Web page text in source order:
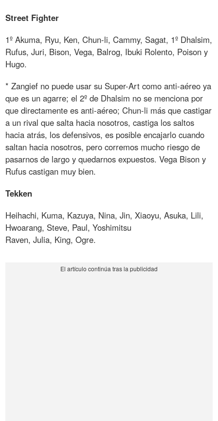
Street Fighter
1º Akuma, Ryu, Ken, Chun-li, Cammy, Sagat, 1º Dhalsim,
Rufus, Juri, Bison, Vega, Balrog, Ibuki Rolento, Poison y
Hugo.
* Zangief no puede usar su Super-Art como anti-aéreo ya
que es un agarre; el 2º de Dhalsim no se menciona por
que directamente es anti-aéreo; Chun-li más que castigar
a un rival que salta hacia nosotros, castiga los saltos
hacia atrás, los defensivos, es posible encajarlo cuando
saltan hacia nosotros, pero corremos mucho riesgo de
pasarnos de largo y quedarnos expuestos. Vega Bison y
Rufus castigan muy bien.
Tekken
Heihachi, Kuma, Kazuya, Nina, Jin, Xiaoyu, Asuka, Lili,
Hwoarang, Steve, Paul, Yoshimitsu
Raven, Julia, King, Ogre.